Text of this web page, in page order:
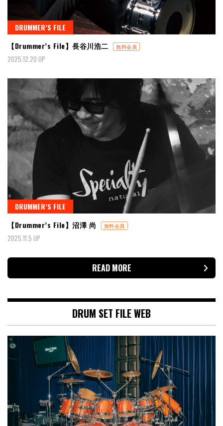
DRUMMER’S FILE
【Drummer’s File】長谷川浩二
無料会員
2025.12.20 UP
DRUMMER’S FILE
【Drummer’s File】沼澤 尚
無料会員
2025.11.5 UP
READ MORE
DRUM SET FILE WEB